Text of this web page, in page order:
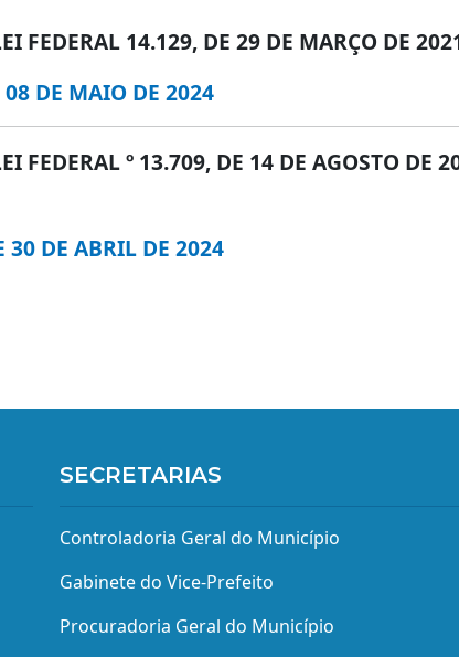
FEDERAL 14.129, DE 29 DE MARÇO DE
08 DE MAIO DE 2024
FEDERAL º 13.709, DE 14 DE AGOSTO
30 DE ABRIL DE 2024
SECRETARIAS
Controladoria Geral do Município
Gabinete do Vice-Prefeito
Procuradoria Geral do Município